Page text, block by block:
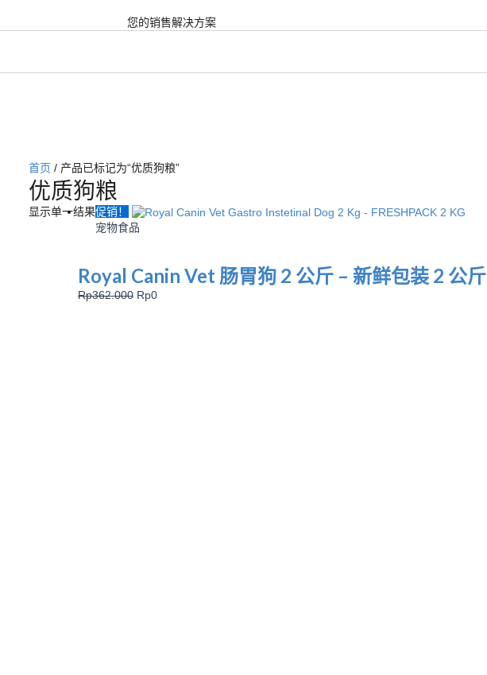
您的销售解决方案
首页 / 产品已标记为“优质狗粮”
优质狗粮
显示单一结果促销！
宠物食品
Royal Canin Vet 肠胃狗 2 公斤 – 新鲜包装 2 公斤
Rp362.000
原
价
Rp0
当
为：
Rp0。